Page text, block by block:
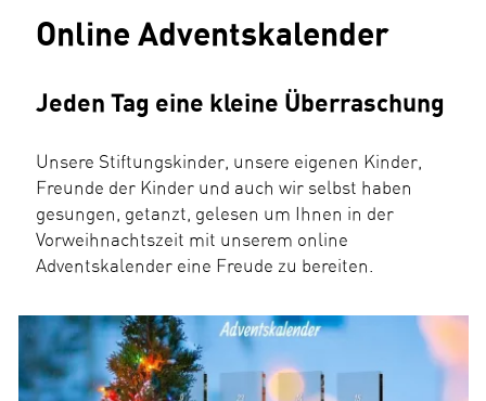
Online Adventskalender
Jeden Tag eine kleine Überraschung
Unsere Stiftungskinder, unsere eigenen Kinder,
Freunde der Kinder und auch wir selbst haben
gesungen, getanzt, gelesen um Ihnen in der
Vorweihnachtszeit mit unserem online
Adventskalender eine Freude zu bereiten.